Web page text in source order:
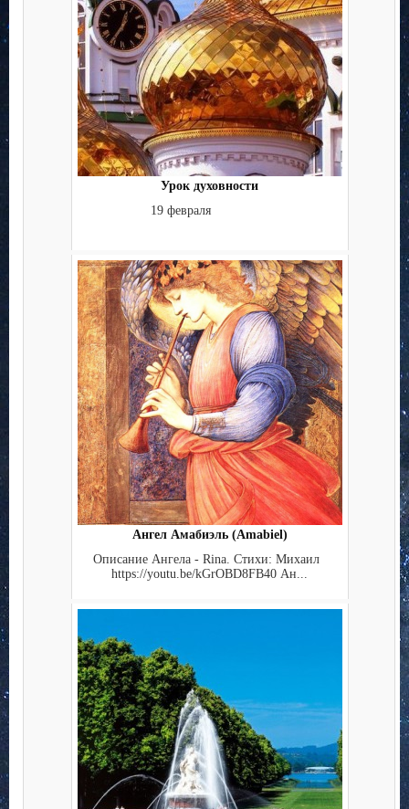
Урок духовности
19 февраля
Ангел Амабиэль (Amabiel)
Описание Ангела - Rina. Стихи: Михаил
https://youtu.be/kGrOBD8FB40 Ан...